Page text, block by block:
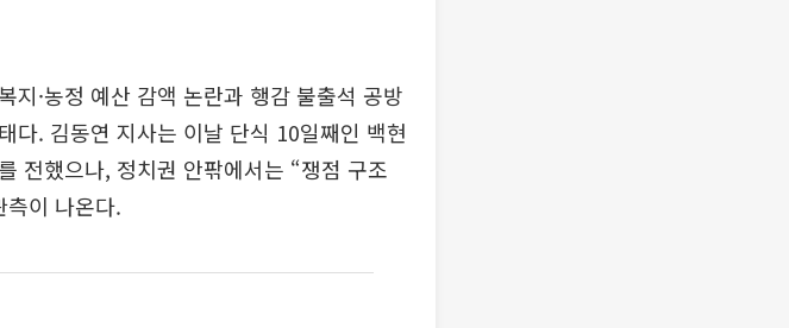
지·농정 예산 감액 논란과 행감 불출석 공방
다. 김동연 지사는 이날 단식 10일째인 백현
전했으나, 정치권 안팎에서는 “쟁점 구조
이 나온다.